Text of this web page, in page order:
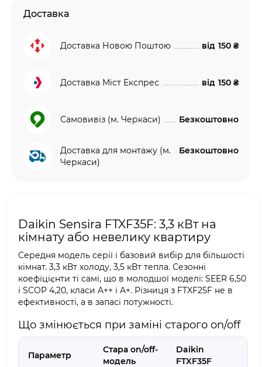
Доставка
Доставка Новою Поштою від 150 ₴
Доставка Міст Експрес від 150 ₴
Самовивіз (м. Черкаси) Безкоштовно
Доставка для монтажу (м.
Черкаси)
Безкоштовно
Daikin Sensira FTXF35F: 3,3 кВт на
кімнату або невелику квартиру
Середня модель серії і базовий вибір для більшості
кімнат. 3,3 кВт холоду, 3,5 кВт тепла. Сезонні
коефіцієнти ті самі, що в молодшої моделі: SEER 6,50
і SCOP 4,20, класи A++ і A+. Різниця з FTXF25F не в
ефективності, а в запасі потужності.
Що змінюється при заміні старого on/off
Параметр
Стара on/off-
модель
Daikin
FTXF35F